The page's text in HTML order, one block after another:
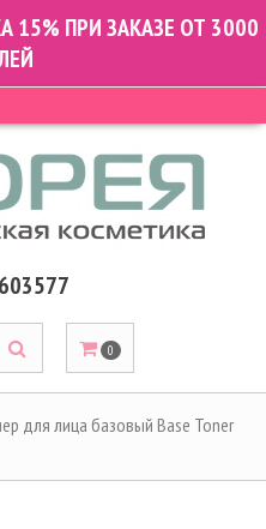
15% ПРИ ЗАКАЗЕ ОТ 3000
0
для лица базовый Base Toner